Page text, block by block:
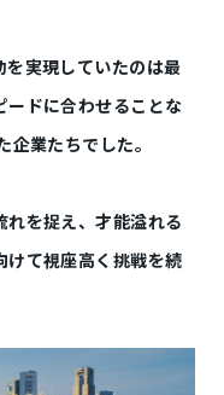
を実現していたのは最
ードに合わせることな
企業たちでした。
れを捉え、才能溢れる
けて視座高く挑戦を続